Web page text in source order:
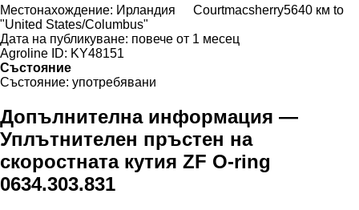
Местонахождение: Ирландия Courtmacsherry5640 км to
"United States/Columbus"
Дата на публикуване: повече от 1 месец
Agroline ID: KY48151
Състояние
Състояние: употребявани
Допълнителна информация —
Уплътнителен пръстен на
скоростната кутия ZF O-ring
0634.303.831